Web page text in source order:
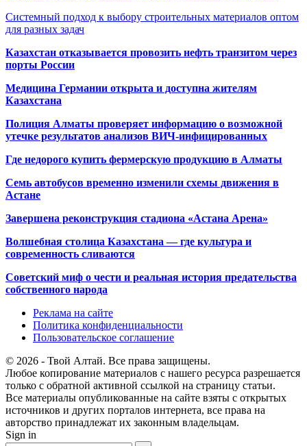
Системный подход к выбору строительных материалов оптом
для разных задач
Казахстан отказывается провозить нефть транзитом через
порты России
Медицина Германии открыта и доступна жителям
Казахстана
Полиция Алматы проверяет информацию о возможной
утечке результатов анализов ВИЧ-инфицированных
Где недорого купить фермерскую продукцию в Алматы
Семь автобусов временно изменили схемы движения в
Астане
Завершена реконструкция стадиона «Астана Арена»
Волшебная столица Казахстана — где культура и
современность сливаются
Советский миф о чести и реальная история предательства
собственного народа
Реклама на сайте
Политика конфиденциальности
Пользовательское соглашение
© 2026 - Твой Алтай. Все права защищены.
Любое копирование материалов с нашего ресурса разрешается
только с обратной активной ссылкой на страницу статьи.
Все материалы опубликованные на сайте взяты с открытых
источников и других порталов интернета, все права на
авторство принадлежат их законным владельцам.
Sign in